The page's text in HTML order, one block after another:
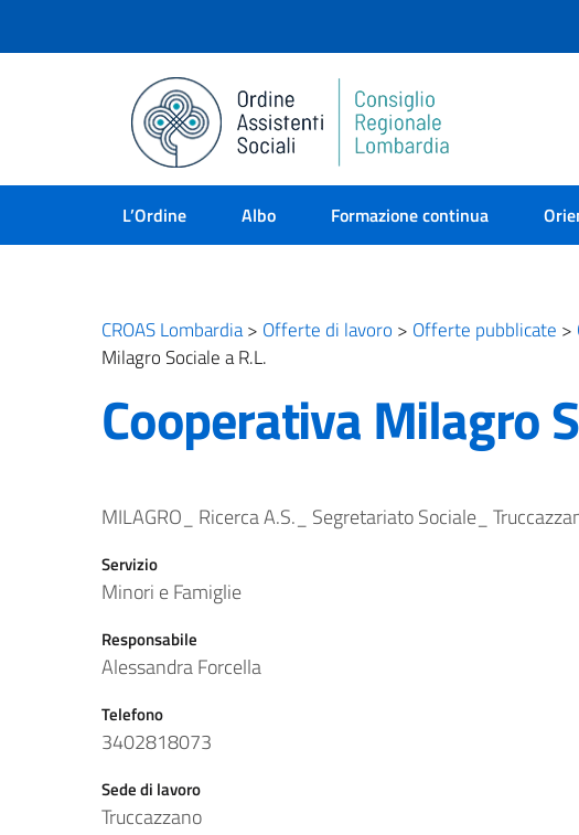
L’Ordine Albo Formazione continua
CROAS Lombardia> Offerte di lavoro > Offerte pubblicate >
Milagro Sociale a R.L.
Cooperativa Milagro
MILAGRO_ Ricerca A.S._ Segretariato Sociale_
Servizio
Minori e Famiglie
Responsabile
Alessandra Forcella
Telefono
3402818073
Sede di lavoro
Truccazzano